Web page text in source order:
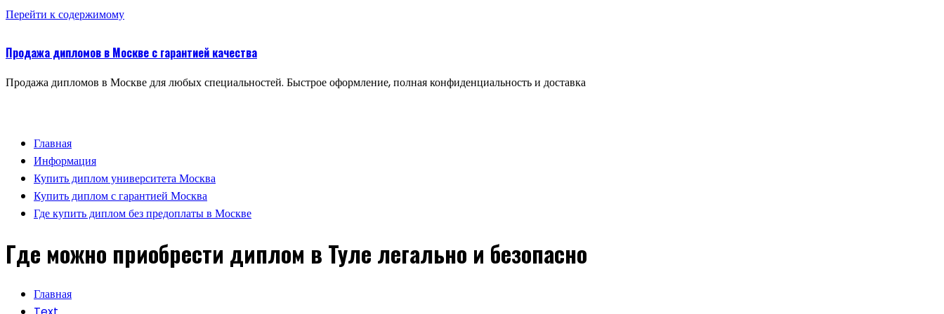
Перейти к содержимому
Продажа дипломов в Москве с гарантией качества
Продажа дипломов в Москве для любых специальностей. Быстрое оформление, полная конфиденциальность и доставка
Главная
Информация
Купить диплом университета Москва
Купить диплом с гарантией Москва
Где купить диплом без предоплаты в Москве
Где можно приобрести диплом в Туле легально и безопасно
Главная